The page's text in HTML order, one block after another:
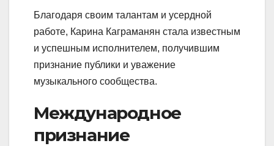
Благодаря своим талантам и усердной
работе, Карина Каграманян стала известным
и успешным исполнителем, получившим
признание публики и уважение
музыкального сообщества.
Международное
признание